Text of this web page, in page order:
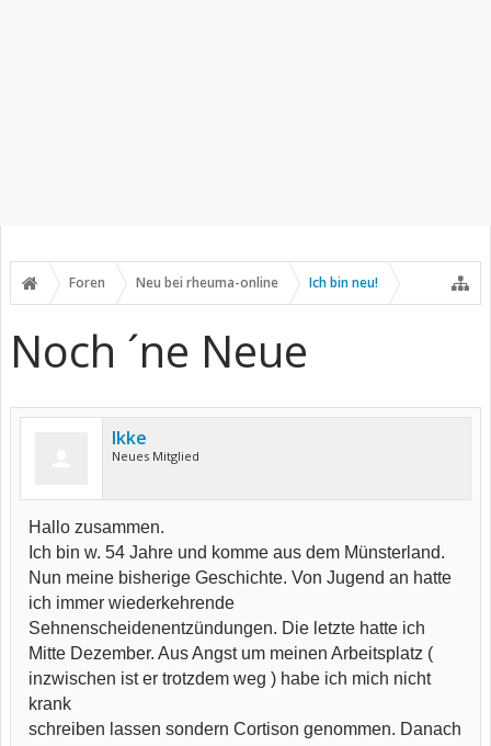
Foren Neu bei rheuma-online Ich bin neu!
Noch ´ne Neue
Ikke
Neues Mitglied
Hallo zusammen.
Ich bin w. 54 Jahre und komme aus dem Münsterland.
Nun meine bisherige Geschichte. Von Jugend an hatte
ich immer wiederkehrende
Sehnenscheidenentzündungen. Die letzte hatte ich
Mitte Dezember. Aus Angst um meinen Arbeitsplatz (
inzwischen ist er trotzdem weg ) habe ich mich nicht
krank
schreiben lassen sondern Cortison genommen. Danach